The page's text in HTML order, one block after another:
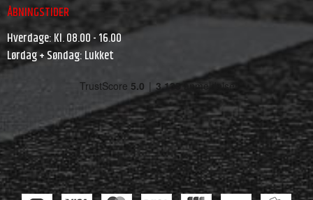
ÅBNINGSTIDER
Hverdage: Kl. 08.00 - 16.00
Lørdag + Søndag: Lukket